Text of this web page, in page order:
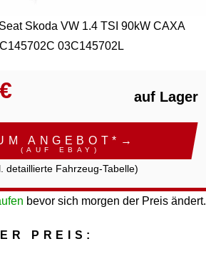
Skoda VW 1.4 TSI 90kW CAXA
03C145702L
auf Lager
ANGEBOT*→
(AUF EBAY)
detaillierte Fahrzeug-Tabelle)
bevor sich morgen der Preis ändert.
PREIS: